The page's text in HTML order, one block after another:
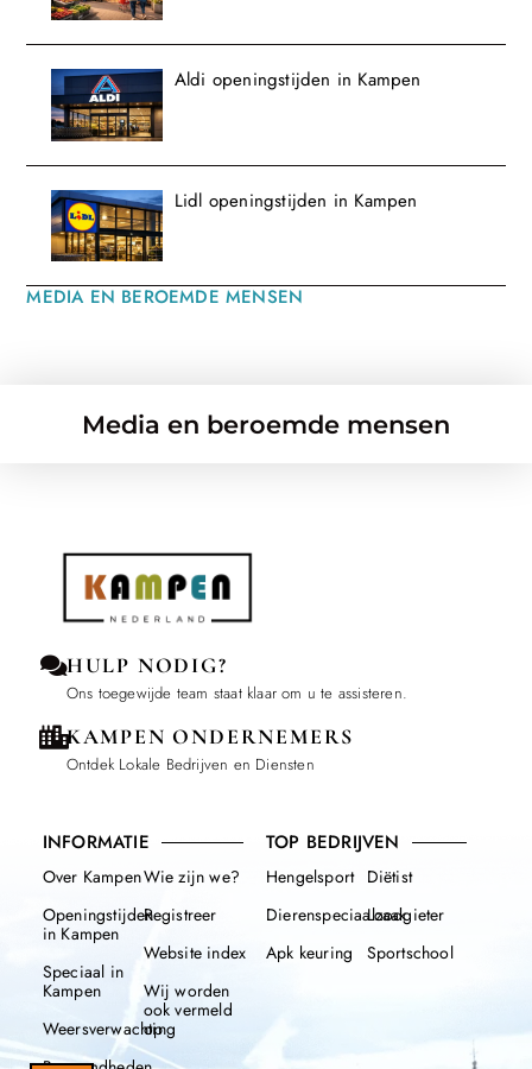
Aldi openingstijden in Kampen
Lidl openingstijden in Kampen
MEDIA EN BEROEMDE MENSEN
Media en beroemde mensen
HULP NODIG?
Ons toegewijde team staat klaar om u te assisteren.
KAMPEN ONDERNEMERS
Ontdek Lokale Bedrijven en Diensten
INFORMATIE
Over Kampen
Openingstijden
in Kampen
Speciaal in
Kampen
Weersverwachting
Wie zijn we?
Registreer
Website index
Wij worden
ook vermeld
op
TOP BEDRIJVEN
Hengelsport
Dierenspeciaalzaak
Apk keuring
Diëtist
Loodgieter
Sportschool